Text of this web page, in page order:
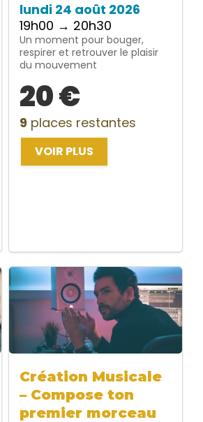
lundi 24 août 2026
19h00 → 20h30
Un moment pour bouger,
respirer et retrouver le plaisir
du mouvement
20 €
9 places restantes
VOIR PLUS
Création Musicale
– Compose ton
premier morceau